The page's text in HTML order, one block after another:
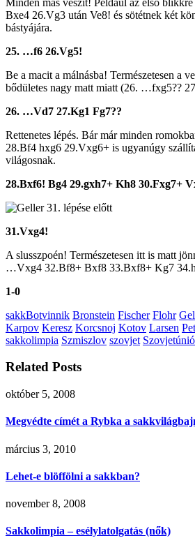
Bxe4 26.Vg3 után Ve8! és sötétnek két
bástyájára.
25. …f6 26.Vg5!
Be a macit a málnásba! Természetesen a
bődületes nagy matt miatt (26. …fxg5??
26. …Vd7 27.Kg1 Fg7??
Rettenetes lépés. Bár már minden
28.Bf4 hxg6 29.Vxg6+ is ugyanúgy
világosnak.
28.Bxf6! Bg4 29.gxh7+ Kh8 30.Fxg7+
31.Vxg4!
A slusszpoén! Természetesen itt is matt
…Vxg4 32.Bf8+ Bxf8 33.Bxf8+ Kg7
1-0
sakkBotvinnik Bronstein Fischer Flohr
Karpov Keresz Korcsnoj Kotov Larsen
sakkolimpia Szmiszlov szovjet Szovjetúnió
Related Posts
október 5, 2008
Megvédte címét a Rybka a
március 3, 2010
Lehet-e blöffölni a sakkban?
november 8, 2008
Sakkolimpia – esélylatolgatás (nők)